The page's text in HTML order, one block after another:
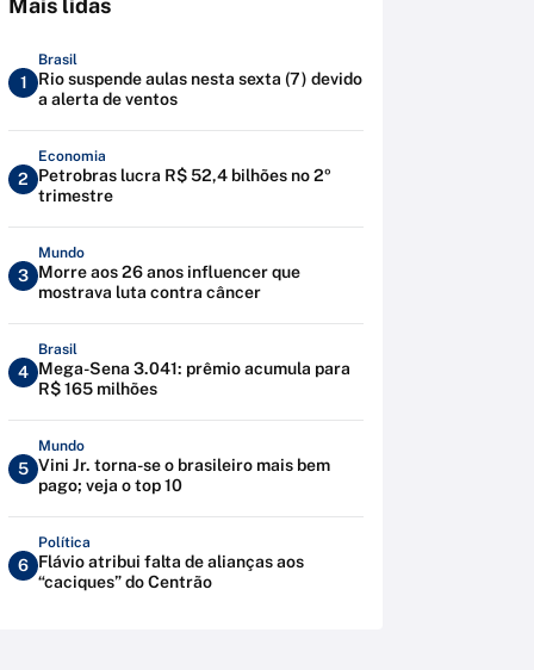
Mais lidas
1
Brasil
Rio suspende aulas nesta sexta (7) devido
a alerta de ventos
2
Economia
Petrobras lucra R$ 52,4 bilhões no 2º
trimestre
3
Mundo
Morre aos 26 anos influencer que
mostrava luta contra câncer
4
Brasil
Mega-Sena 3.041: prêmio acumula para
R$ 165 milhões
5
Mundo
Vini Jr. torna-se o brasileiro mais bem
pago; veja o top 10
6
Política
Flávio atribui falta de alianças aos
“caciques” do Centrão